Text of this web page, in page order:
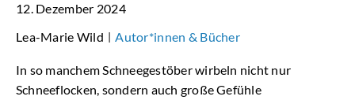
12. Dezember 2024
Lea-Marie Wild | Autor*innen & Bücher
In so manchem Schneegestöber wirbeln nicht nur
Schneeflocken, sondern auch große Gefühle